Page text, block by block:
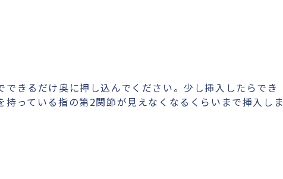
きるだけ奥に押し込んでください。少し挿入したらでき
っている指の第2関節が見えなくなるくらいまで挿入しま